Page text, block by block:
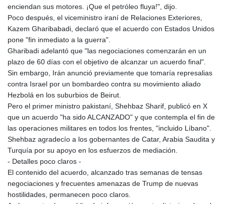
enciendan sus motores. ¡Que el petróleo fluya!", dijo.
Poco después, el viceministro iraní de Relaciones Exteriores,
Kazem Gharibabadi, declaró que el acuerdo con Estados Unidos
pone "fin inmediato a la guerra".
Gharibadi adelantó que "las negociaciones comenzarán en un
plazo de 60 días con el objetivo de alcanzar un acuerdo final".
Sin embargo, Irán anunció previamente que tomaría represalias
contra Israel por un bombardeo contra su movimiento aliado
Hezbolá en los suburbios de Beirut.
Pero el primer ministro pakistaní, Shehbaz Sharif, publicó en X
que un acuerdo "ha sido ALCANZADO" y que contempla el fin de
las operaciones militares en todos los frentes, "incluido Líbano".
Shehbaz agradecío a los gobernantes de Catar, Arabia Saudita y
Turquía por su apoyo en los esfuerzos de mediación.
- Detalles poco claros -
El contenido del acuerdo, alcanzado tras semanas de tensas
negociaciones y frecuentes amenazas de Trump de nuevas
hostilidades, permanecen poco claros.